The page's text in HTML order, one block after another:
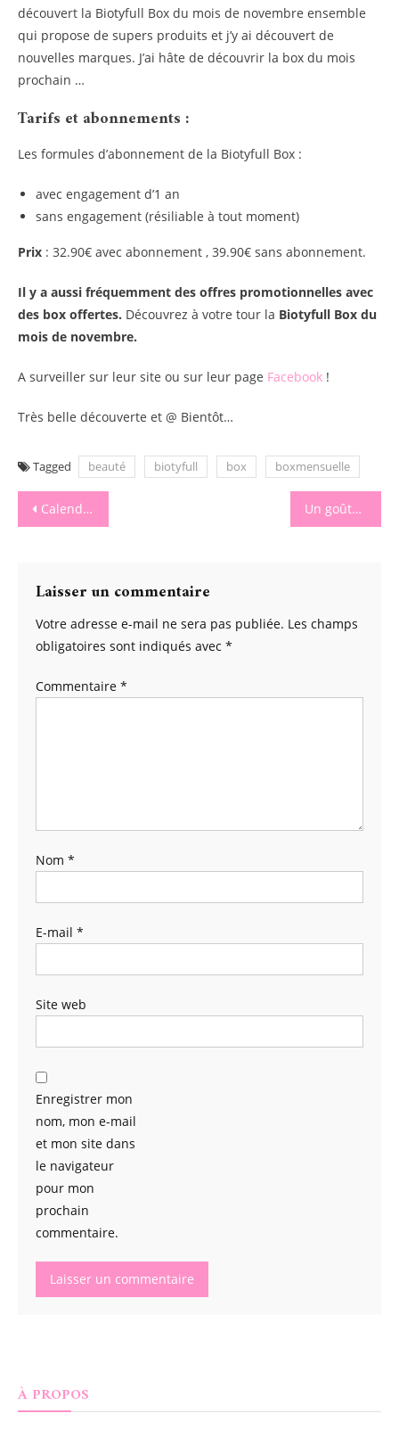
découvert la Biotyfull Box du mois de novembre ensemble
qui propose de supers produits et j’y ai découvert de
nouvelles marques. J’ai hâte de découvrir la box du mois
prochain …
Tarifs et abonnements :
Les formules d’abonnement de la Biotyfull Box :
avec engagement d’1 an
sans engagement (résiliable à tout moment)
Prix : 32.90€ avec abonnement , 39.90€ sans abonnement.
Il y a aussi fréquemment des offres promotionnelles avec
des box offertes. Découvrez à votre tour la Biotyfull Box du
mois de novembre.
A surveiller sur leur site ou sur leur page Facebook !
Très belle découverte et @ Bientôt…
Tagged beauté biotyfull box boxmensuelle
Navigation
de
l’article
Calendrier d’avent anniversaire : une belle idée Un goûter fun avec Cecotec
Laisser un commentaire
Votre adresse e-mail ne sera pas publiée. Les champs
obligatoires sont indiqués avec *
Commentaire *
Nom *
E-mail *
Site web
Enregistrer mon
nom, mon e-mail
et mon site dans
le navigateur
pour mon
prochain
commentaire.
À PROPOS